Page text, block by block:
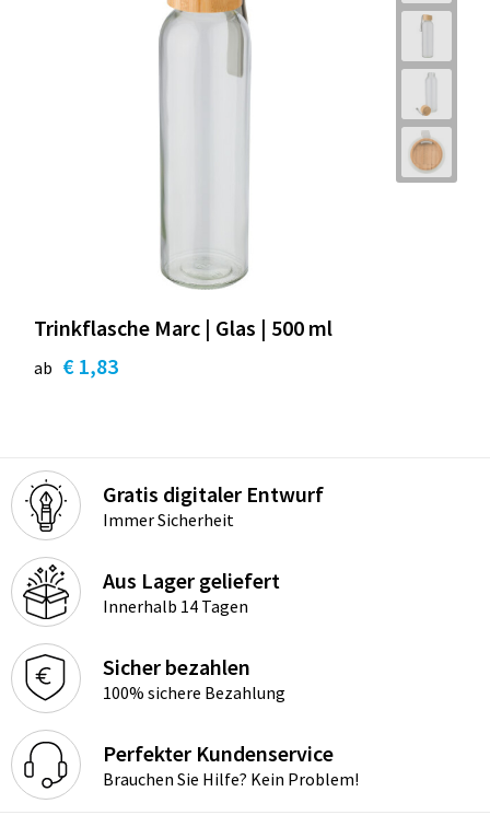
Trinkflasche Marc | Glas | 500 ml
ab € 1,83
Gratis digitaler Entwurf
Immer Sicherheit
Aus Lager geliefert
Innerhalb 14 Tagen
Sicher bezahlen
100% sichere Bezahlung
Perfekter Kundenservice
Brauchen Sie Hilfe? Kein Problem!